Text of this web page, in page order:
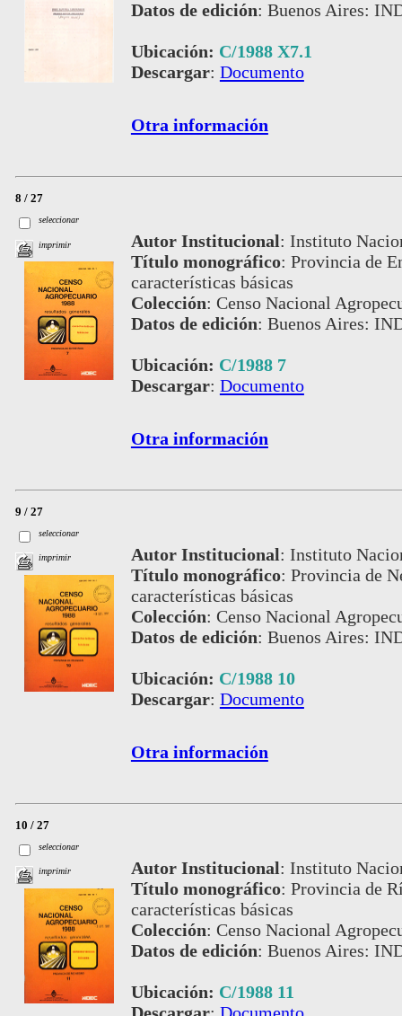
Datos de edición: Buenos Aires:
Ubicación: C/1988 X7.1
Descargar: Documento
Otra información
8 / 27
seleccionar
imprimir Autor Institucional: Instituto
Título monográfico: Provincia de
características básicas
Colección: Censo Nacional
Datos de edición: Buenos Aires:
Ubicación: C/1988 7
Descargar: Documento
Otra información
9 / 27
seleccionar
imprimir Autor Institucional: Instituto
Título monográfico: Provincia de
características básicas
Colección: Censo Nacional
Datos de edición: Buenos Aires:
Ubicación: C/1988 10
Descargar: Documento
Otra información
10 / 27
seleccionar
imprimir Autor Institucional: Instituto
Título monográfico: Provincia de
características básicas
Colección: Censo Nacional
Datos de edición: Buenos Aires:
Ubicación: C/1988 11